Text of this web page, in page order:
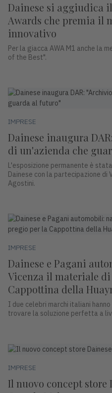
Dainese si aggiudica
Awards che premia il
innovativo
Per la giacca AWA M1 anche la
of the Best".
IMPRESE
Dainese inaugura
di un'azienda che
L'esposizione permanente è
Dainese con la partecipazione di
Agostini.
IMPRESE
Dainese e Pagani
Vicenza il materiale
Cappottina della
I due celebri marchi italiani
trovare la soluzione perfetta a
IMPRESE
Il nuovo concept store